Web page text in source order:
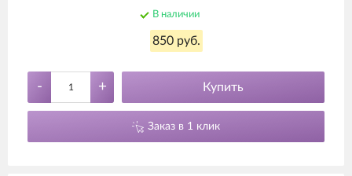
В наличии
850 руб.
- + Купить
Заказ в 1 клик